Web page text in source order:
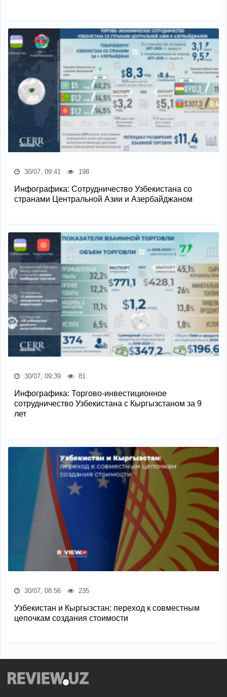
30/07, 09:41 198
Инфографика: Сотрудничество Узбекистана со
странами Центральной Азии и Азербайджаном
30/07, 09:39 81
Инфографика: Торгово-инвестиционное
сотрудничество Узбекистана с Кыргызстаном за 9
лет
30/07, 08:56 235
Узбекистан и Кыргызстан: переход к совместным
цепочкам создания стоимости